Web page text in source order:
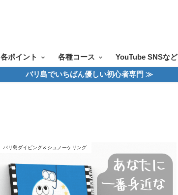
各ポイント 各種コース YouTube SNSなど
バリ島でいちばん優しい初心者専門 ≫
バリ島ダイビング＆シュノーケリング